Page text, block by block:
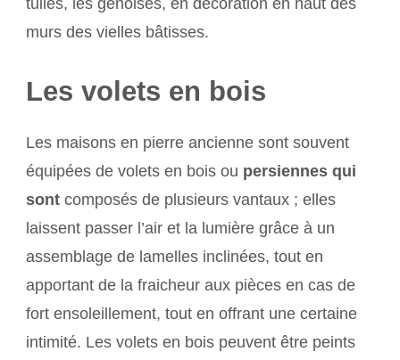
tuiles, les génoises, en décoration en haut des
murs des vielles bâtisses.
Les volets en bois
Les maisons en pierre ancienne sont souvent
équipées de volets en bois ou persiennes qui
sont composés de plusieurs vantaux ; elles
laissent passer l’air et la lumière grâce à un
assemblage de lamelles inclinées, tout en
apportant de la fraicheur aux pièces en cas de
fort ensoleillement, tout en offrant une certaine
intimité. Les volets en bois peuvent être peints